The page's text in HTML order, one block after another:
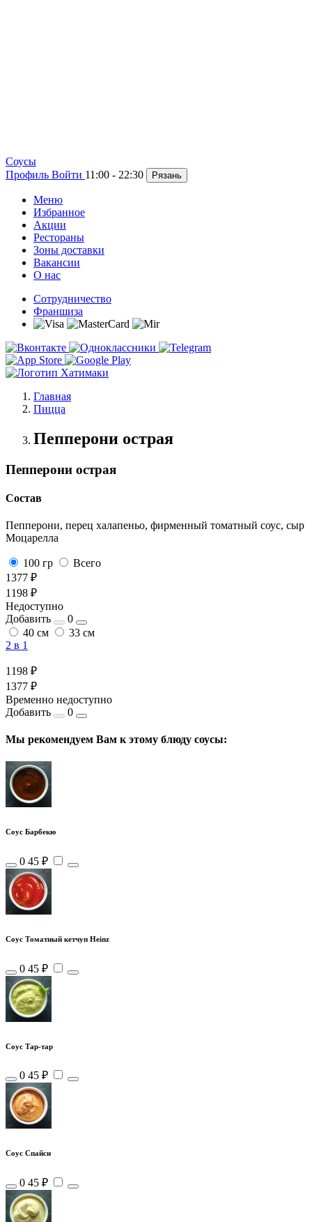
Cоусы
Профиль Войти 11:00 - 22:30 Рязань
Меню
Избранное
Акции
Рестораны
Зоны доставки
Вакансии
О нас
Сотрудничество
Франшиза
Главная
Пицца
Пепперони острая
Пепперони острая
Состав
Пепперони, перец халапеньо, фирменный томатный соус, сыр
Моцарелла
100 гр
Всего
1377 ₽
1198 ₽
Недоступно
Добавить
0
40 см
33 см
2 в 1
1198 ₽
1377 ₽
Временно недоступно
Добавить
0
Мы рекомендуем Вам к этому блюду соусы:
Соус Барбекю
0 45 ₽
Соус Томатный кетчуп Heinz
0 45 ₽
Соус Тар-тар
0 45 ₽
Соус Спайси
0 45 ₽